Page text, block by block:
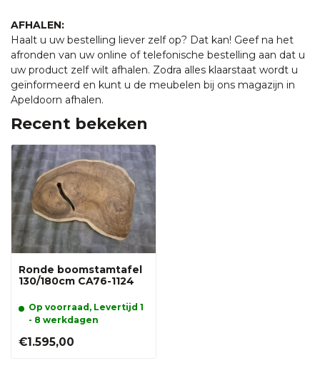
AFHALEN:
Haalt u uw bestelling liever zelf op? Dat kan! Geef na het
afronden van uw online of telefonische bestelling aan dat u
uw product zelf wilt afhalen. Zodra alles klaarstaat wordt u
geïnformeerd en kunt u de meubelen bij ons magazijn in
Apeldoorn afhalen.
Recent bekeken
Ronde boomstamtafel
130/180cm CA76-1124
Op voorraad, Levertijd 1
- 8 werkdagen
€1.595,00